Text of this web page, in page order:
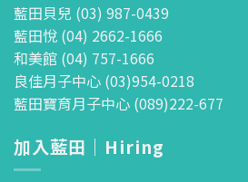
藍田貝兒 (03) 987-0439
藍田悅 (04) 2662-1666
和美館 (04) 757-1666
良佳月子中心 (03)954-0218
藍田寶育月子中心 (089)222-677
加入藍田｜Hiring